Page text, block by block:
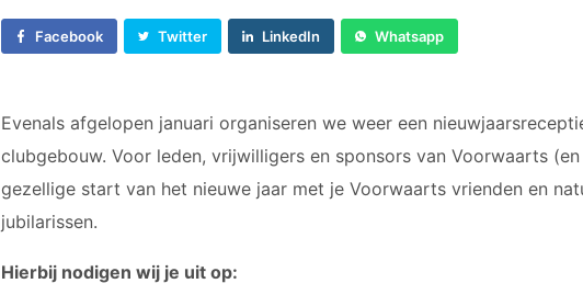
Facebook Twitter LinkedIn Whatsapp
Evenals afgelopen januari organiseren we weer een
clubgebouw. Voor leden, vrijwilligers en sponsors van Voorwaarts
gezellige start van het nieuwe jaar met je Voorwaarts vrienden en
jubilarissen.
Hierbij nodigen wij je uit op: